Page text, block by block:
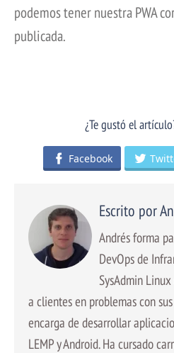
podemos tener nuestra PWA
publicada.
¿Te gustó el
Facebook
Escrito por
Andrés forma
DevOps de
SysAdmin
a clientes en problemas con
encarga de desarrollar
LEMP y Android. Ha cursado